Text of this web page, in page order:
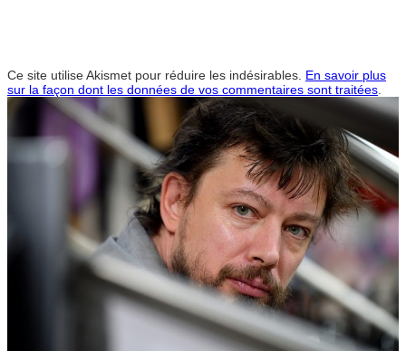
Ce site utilise Akismet pour réduire les indésirables. En savoir plus
sur la façon dont les données de vos commentaires sont traitées